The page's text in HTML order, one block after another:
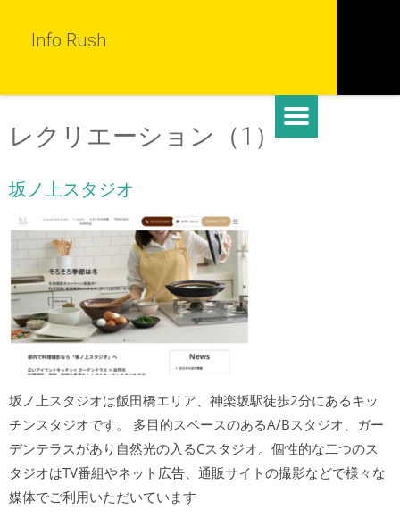
Info Rush
レクリエーション（1）
坂ノ上スタジオ
坂ノ上スタジオは飯田橋エリア、神楽坂駅徒歩2分にあるキッ
チンスタジオです。 多目的スペースのあるA/Bスタジオ、ガー
デンテラスがあり自然光の入るCスタジオ。個性的な二つのス
タジオはTV番組やネット広告、通販サイトの撮影などで様々な
媒体でご利用いただいています